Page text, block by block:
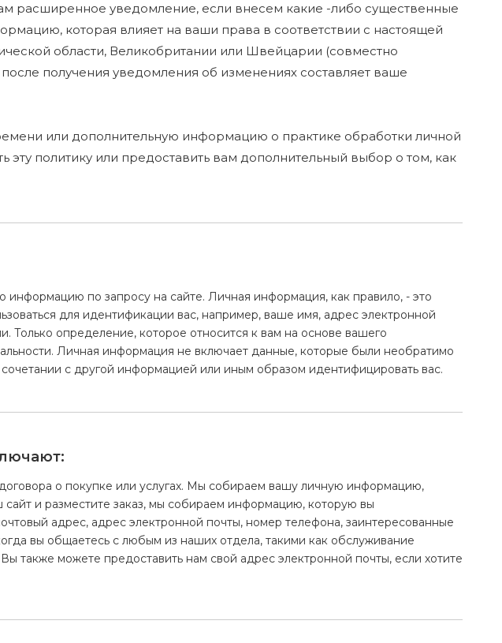
расширенное уведомление, если внесем какие -либо существенные
которая влияет на ваши права в соответствии с настоящей
области, Великобритании или Швейцарии (совместно
получения уведомления об изменениях составляет ваше
или дополнительную информацию о практике обработки личной
политику или предоставить вам дополнительный выбор о том, как
по запросу на сайте. Личная информация, как правило, - это
для идентификации вас, например, ваше имя, адрес электронной
определение, которое относится к вам на основе вашего
Личная информация не включает данные, которые были необратимо
с другой информацией или иным образом идентифицировать вас.
о покупке или услугах. Мы собираем вашу личную информацию,
и разместите заказ, мы собираем информацию, которую вы
адрес, адрес электронной почты, номер телефона, заинтересованные
вы общаетесь с любым из наших отдела, такими как обслуживание
также можете предоставить нам свой адрес электронной почты, если хотите